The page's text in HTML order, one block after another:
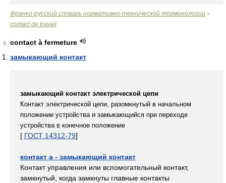
Франко-русский словарь нормативно-технической терминологии >
contact de travail
9
contact à fermeture
замыкающий контакт
замыкающий контакт электрической цепи
Контакт электрической цепи, разомкнутый в начальном
положении устройства и замыкающийся при переходе
устройства в конечное положение
[ ГОСТ 14312-79]
контакт a - замыкающий контакт
Контакт управления или вспомогательный контакт,
замкнутый, когда замкнуты главные контакты